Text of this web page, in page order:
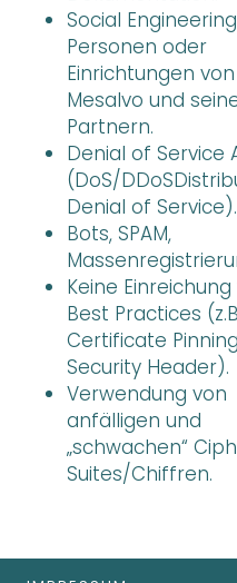
Social
Personen oder
Einrichtungen von
Mesalvo und
Partnern.
Denial of Service
(DoS/
Denial of Service).
Bots, SPAM,
Keine
Best Practices
Certificate
Security Header).
Verwendung von
anfälligen und
„schwachen“
Suites/Chiffren.